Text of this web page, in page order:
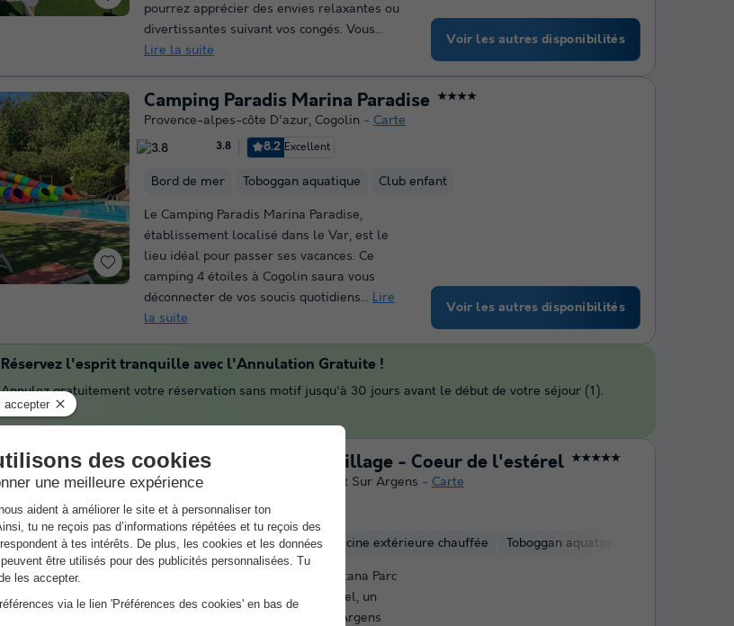
pourrez apprécier des envies relaxantes ou
divertissantes suivant vos congés. Vous...
Lire la suite
Voir les autres disponibilités
Camping Paradis Marina Paradise ★★★★
Provence-alpes-côte D'azur, Cogolin Carte
3.8 8.2 Excellent
Bord de mer Toboggan aquatique Club enfant
Le Camping Paradis Marina Paradise,
établissement localisé dans le Var, est le
lieu idéal pour passer ses vacances. Ce
camping 4 étoiles à Cogolin saura vous
déconnecter de vos soucis quotidiens... Lire
la suite
Voir les autres disponibilités
Montana Parc - Oasis Village - Coeur de l'estérel ★★★★★
Provence-alpes-côte D'azur Puget Sur Argens Carte
3.5 8.5
Wifi payant Bord de mer Piscine extérieure chauffée Toboggan aquatique
Cette année, rendez-vous au Montana Parc
- Oasis Village - Cœur De L'Estérel, un
établissement basé à Puget-sur-Argens
Réservez l'esprit tranquille avec l'Annulation Gratuite !
Annulez gratuitement votre réservation sans motif jusqu'à 30 jours avant le début de votre séjour (1).